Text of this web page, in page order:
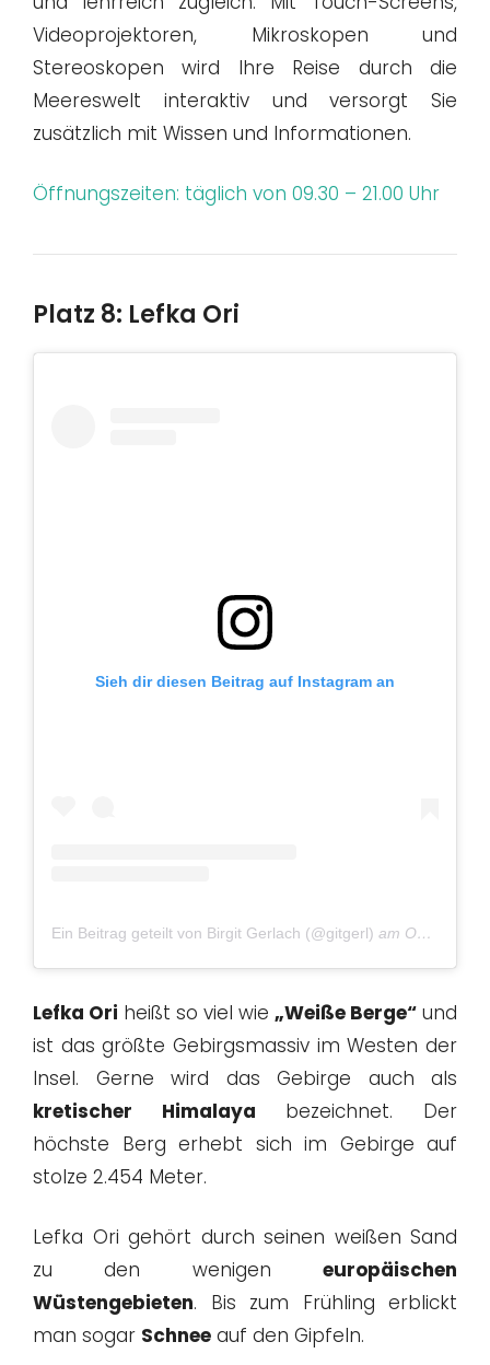
Videoprojektoren, Mikroskopen und
Stereoskopen wird Ihre Reise durch die
Meereswelt interaktiv und versorgt Sie
zusätzlich mit Wissen und Informationen.
Öffnungszeiten: täglich von 09.30 – 21.00 Uhr
Platz 8: Lefka Ori
Sieh dir diesen Beitrag auf Instagram an
Ein Beitrag geteilt von Birgit Gerlach (@gitgerl) am Okt 14, 2018 um 1:22 PDT
Lefka Ori heißt so viel wie „Weiße Berge“ und
ist das größte Gebirgsmassiv im Westen der
Insel. Gerne wird das Gebirge auch als
kretischer Himalaya bezeichnet. Der
höchste Berg erhebt sich im Gebirge auf
stolze 2.454 Meter.
Lefka Ori gehört durch seinen weißen Sand
zu den wenigen europäischen
Wüstengebieten. Bis zum Frühling erblickt
man sogar Schnee auf den Gipfeln.